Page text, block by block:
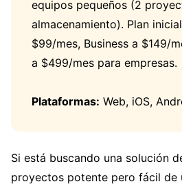
equipos pequeños (2
almacenamiento). Plan
$99/mes, Business a $149/
a $499/mes para empresas.
Plataformas: Web, iOS,
Si está buscando una solución
proyectos potente pero fácil de